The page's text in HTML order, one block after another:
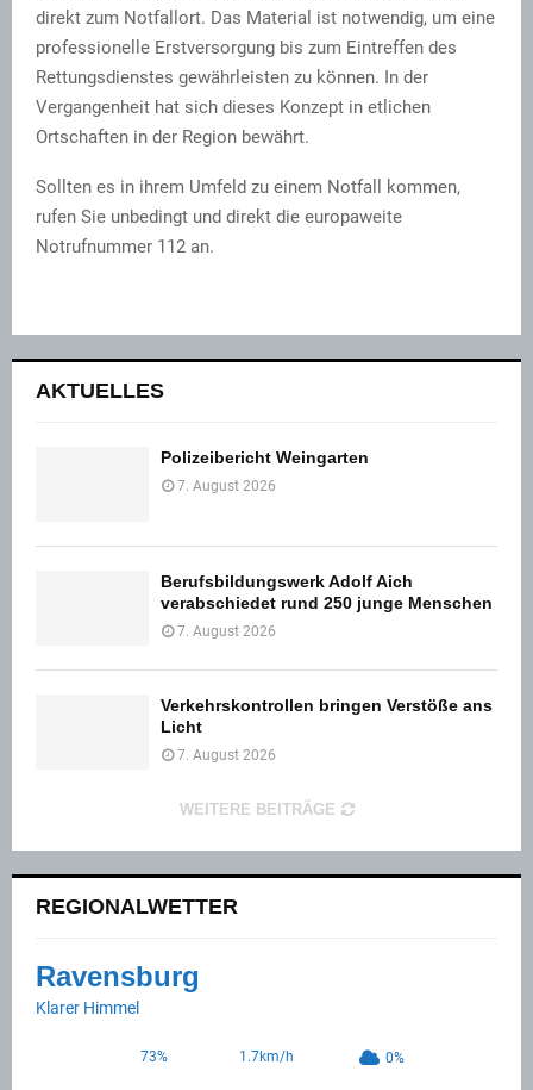
direkt zum Notfallort. Das Material ist notwendig, um eine
professionelle Erstversorgung bis zum Eintreffen des
Rettungsdienstes gewährleisten zu können. In der
Vergangenheit hat sich dieses Konzept in etlichen
Ortschaften in der Region bewährt.
Sollten es in ihrem Umfeld zu einem Notfall kommen,
rufen Sie unbedingt und direkt die europaweite
Notrufnummer 112 an.
AKTUELLES
Polizeibericht Weingarten
7. August 2026
Berufsbildungswerk Adolf Aich
verabschiedet rund 250 junge Menschen
7. August 2026
Verkehrskontrollen bringen Verstöße ans
Licht
7. August 2026
WEITERE BEITRÄGE
REGIONALWETTER
Ravensburg
Klarer Himmel
73% 1.7km/h 0%